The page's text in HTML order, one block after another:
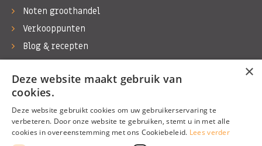
Noten groothandel
Verkooppunten
Blog & recepten
Werken bij Bas Boer Noten
Contact
×
Deze website maakt gebruik van
cookies.
Deze website gebruikt cookies om uw gebruikerservaring te
verbeteren. Door onze website te gebruiken, stemt u in met alle
cookies in overeenstemming met ons Cookiebeleid. Lees verder